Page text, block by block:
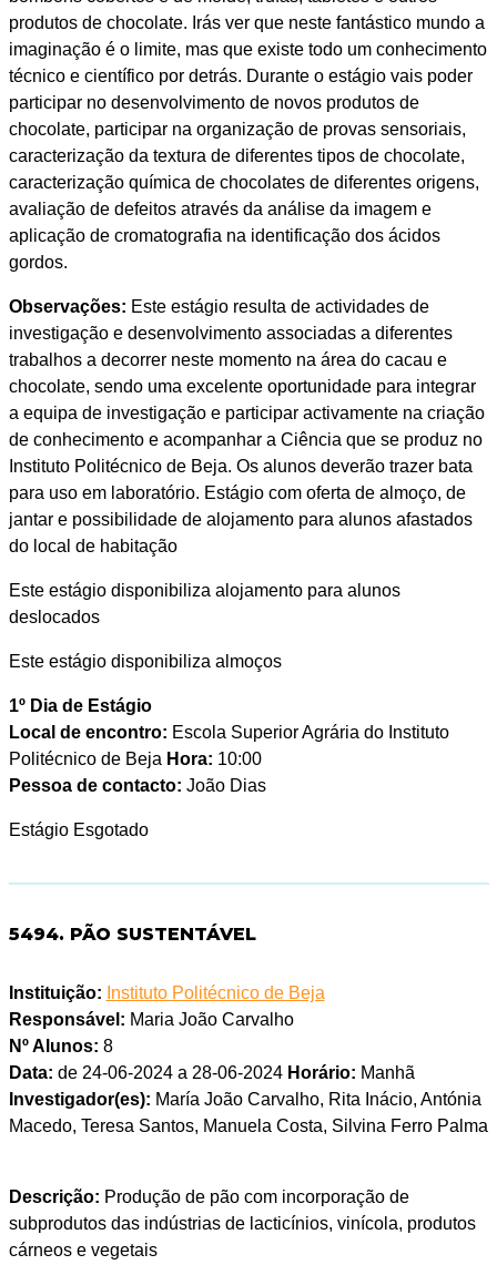
produtos de chocolate. Irás ver que neste fantástico mundo a
imaginação é o limite, mas que existe todo um conhecimento
técnico e científico por detrás. Durante o estágio vais poder
participar no desenvolvimento de novos produtos de
chocolate, participar na organização de provas sensoriais,
caracterização da textura de diferentes tipos de chocolate,
caracterização química de chocolates de diferentes origens,
avaliação de defeitos através da análise da imagem e
aplicação de cromatografia na identificação dos ácidos
gordos.
Observações: Este estágio resulta de actividades de
investigação e desenvolvimento associadas a diferentes
trabalhos a decorrer neste momento na área do cacau e
chocolate, sendo uma excelente oportunidade para integrar
a equipa de investigação e participar activamente na criação
de conhecimento e acompanhar a Ciência que se produz no
Instituto Politécnico de Beja. Os alunos deverão trazer bata
para uso em laboratório. Estágio com oferta de almoço, de
jantar e possibilidade de alojamento para alunos afastados
do local de habitação
Este estágio disponibiliza alojamento para alunos
deslocados
Este estágio disponibiliza almoços
1º Dia de Estágio
Local de encontro: Escola Superior Agrária do Instituto
Politécnico de Beja Hora: 10:00
Pessoa de contacto: João Dias
Estágio Esgotado
5494. PÃO SUSTENTÁVEL
Instituição: Instituto Politécnico de Beja
Responsável: Maria João Carvalho
Nº Alunos: 8
Data: de 24-06-2024 a 28-06-2024 Horário: Manhã
Investigador(es): María João Carvalho, Rita Inácio, Antónia
Macedo, Teresa Santos, Manuela Costa, Silvina Ferro Palma
Descrição: Produção de pão com incorporação de
subprodutos das indústrias de lacticínios, vinícola, produtos
cárneos e vegetais